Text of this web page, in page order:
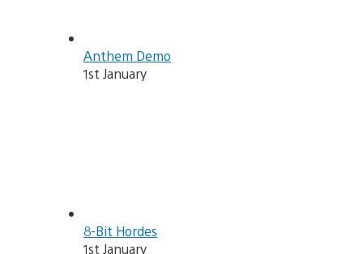
Anthem Demo
1st January
8-Bit Hordes
1st January